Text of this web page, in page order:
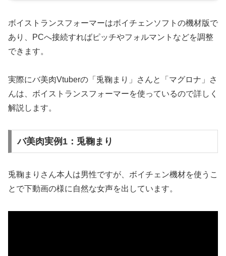
ボイストランスフォーマーはボイチェンソフトの機材版で
あり、PCへ接続すればピッチやフォルマントなどを調整
できます。
実際にバ美肉Vtuberの「兎鞠まり」さんと「マグロナ」さ
んは、ボイストランスフォーマーを使っているので詳しく
解説します。
バ美肉実例1：兎鞠まり
兎鞠まりさん本人は男性ですが、ボイチェン機材を使うこ
とで下動画の様に自然な女声を出しています。